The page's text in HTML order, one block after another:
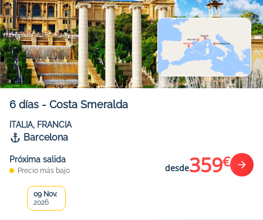
6 días - Costa Smeralda
ITALIA, FRANCIA
Barcelona
Próxima salida
Precio más bajo desde359€
09 Nov.
2026